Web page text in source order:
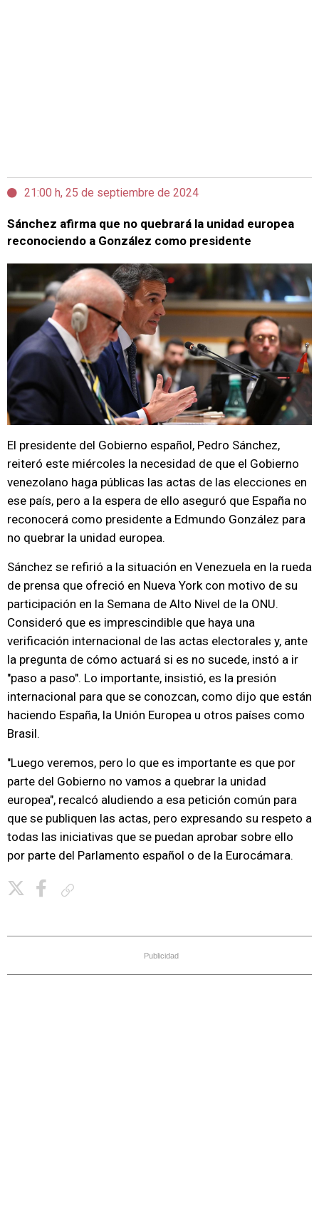
21:00 h, 25 de septiembre de 2024
Sánchez afirma que no quebrará la unidad europea
reconociendo a González como presidente
El presidente del Gobierno español, Pedro Sánchez,
reiteró este miércoles la necesidad de que el Gobierno
venezolano haga públicas las actas de las elecciones en
ese país, pero a la espera de ello aseguró que España no
reconocerá como presidente a Edmundo González para
no quebrar la unidad europea.
Sánchez se refirió a la situación en Venezuela en la rueda
de prensa que ofreció en Nueva York con motivo de su
participación en la Semana de Alto Nivel de la ONU.
Consideró que es imprescindible que haya una
verificación internacional de las actas electorales y, ante
la pregunta de cómo actuará si es no sucede, instó a ir
"paso a paso". Lo importante, insistió, es la presión
internacional para que se conozcan, como dijo que están
haciendo España, la Unión Europea u otros países como
Brasil.
"Luego veremos, pero lo que es importante es que por
parte del Gobierno no vamos a quebrar la unidad
europea", recalcó aludiendo a esa petición común para
que se publiquen las actas, pero expresando su respeto a
todas las iniciativas que se puedan aprobar sobre ello
por parte del Parlamento español o de la Eurocámara.
Publicidad